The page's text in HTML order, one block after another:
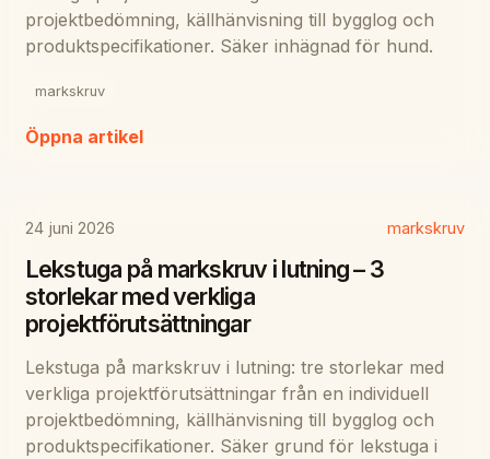
projektbedömning, källhänvisning till bygglog och
produktspecifikationer. Säker inhägnad för hund.
markskruv
Öppna artikel
24 juni 2026 markskruv
Lekstuga på markskruv i lutning – 3
storlekar med verkliga
projektförutsättningar
Lekstuga på markskruv i lutning: tre storlekar med
verkliga projektförutsättningar från en individuell
projektbedömning, källhänvisning till bygglog och
produktspecifikationer. Säker grund för lekstuga i